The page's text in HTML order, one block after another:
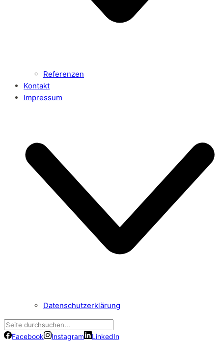
Referenzen
Kontakt
Impressum
Datenschutzerklärung
Facebook Instagram LinkedIn